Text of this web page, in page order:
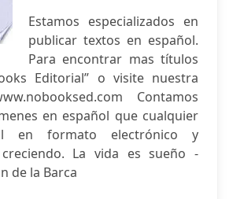
Estamos especializados en
publicar textos en español.
Para encontrar mas títulos
Editorial” o visite nuestra
Contamos
en español que cualquier
en formato electrónico y
La vida es sueño -
de la Barca